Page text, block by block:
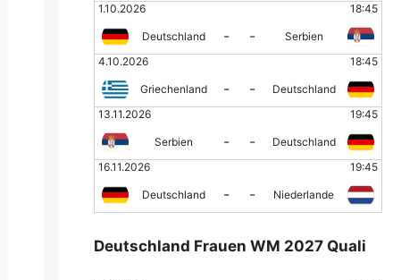
1.10.2026
18:45
Deutschland - -
Serbien
4.10.2026
18:45
Griechenland - -
Deutschland
13.11.2026
19:45
Serbien - -
Deutschland
16.11.2026
19:45
Deutschland - - Niederlande
Deutschland Frauen WM 2027 Quali